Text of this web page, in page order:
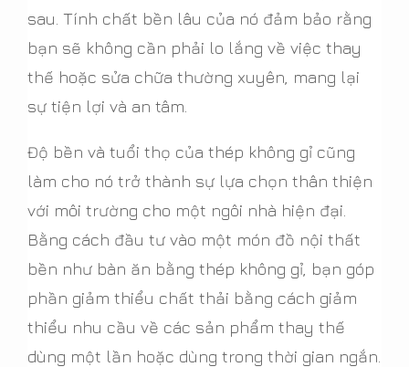
sau. Tính chất bền lâu của nó đảm bảo rằng
bạn sẽ không cần phải lo lắng về việc thay
thế hoặc sửa chữa thường xuyên, mang lại
sự tiện lợi và an tâm.
Độ bền và tuổi thọ của thép không gỉ cũng
làm cho nó trở thành sự lựa chọn thân thiện
với môi trường cho một ngôi nhà hiện đại.
Bằng cách đầu tư vào một món đồ nội thất
bền như bàn ăn bằng thép không gỉ, bạn góp
phần giảm thiểu chất thải bằng cách giảm
thiểu nhu cầu về các sản phẩm thay thế
dùng một lần hoặc dùng trong thời gian ngắn.